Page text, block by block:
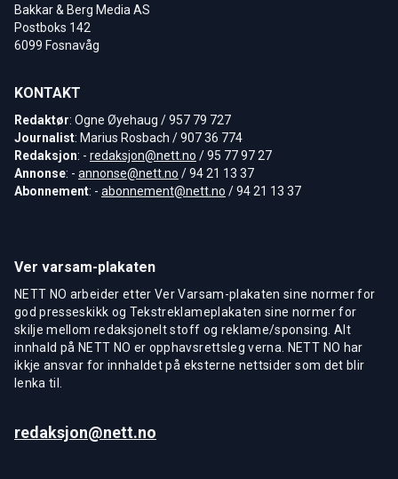
Bakkar & Berg Media AS
Postboks 142
6099 Fosnavåg
KONTAKT
Redaktør: Ogne Øyehaug / 957 79 727
Journalist: Marius Rosbach / 907 36 774
Redaksjon: - redaksjon@nett.no / 95 77 97 27
Annonse: - annonse@nett.no / 94 21 13 37
Abonnement: - abonnement@nett.no / 94 21 13 37
Ver varsam-plakaten
NETT NO arbeider etter Ver Varsam-plakaten sine normer for
god presseskikk og Tekstreklameplakaten sine normer for
skilje mellom redaksjonelt stoff og reklame/sponsing. Alt
innhald på NETT NO er opphavsrettsleg verna. NETT NO har
ikkje ansvar for innhaldet på eksterne nettsider som det blir
lenka til.
redaksjon@nett.no